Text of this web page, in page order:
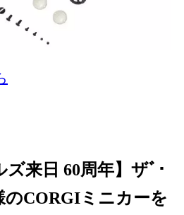
ズ来日 60周年】ザﾞ･
のCORGIミニカーを